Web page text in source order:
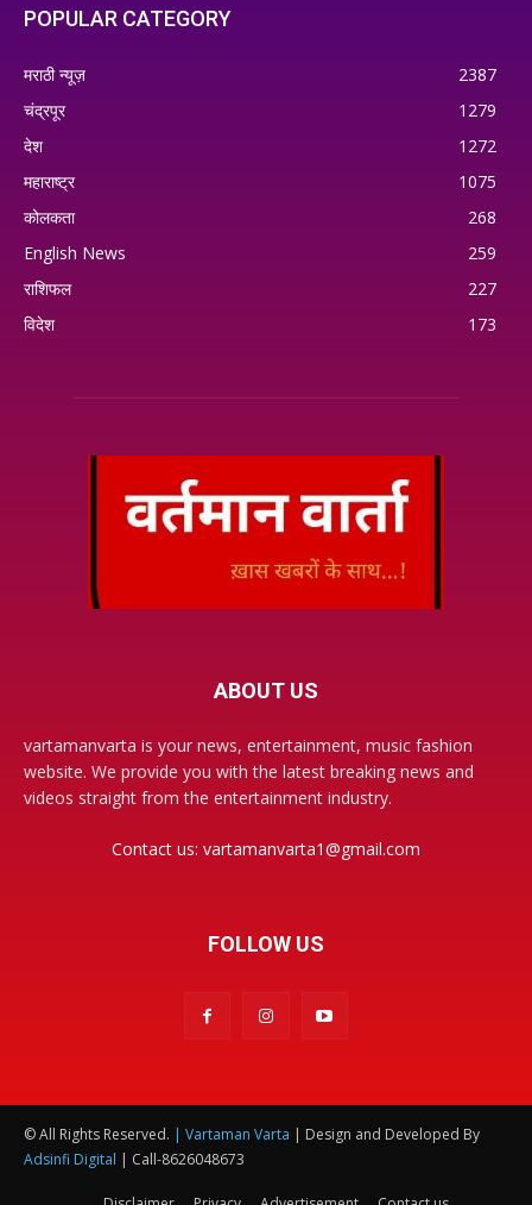
POPULAR CATEGORY
मराठी न्यूज़
2387
चंद्रपूर
1279
देश
1272
महाराष्ट्र
1075
कोलकता
268
English News
259
राशिफल
227
विदेश
173
ABOUT US
vartamanvarta is your news, entertainment, music fashion
website. We provide you with the latest breaking news and
videos straight from the entertainment industry.
Contact us: vartamanvarta1@gmail.com
FOLLOW US
© All Rights Reserved. | Vartaman Varta | Design and Developed By
Adsinfi Digital | Call-8626048673